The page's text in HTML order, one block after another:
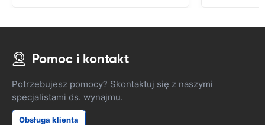
Pomoc i kontakt
Potrzebujesz pomocy? Skontaktuj się z naszymi
specjalistami ds. wynajmu.
Obsługa klienta